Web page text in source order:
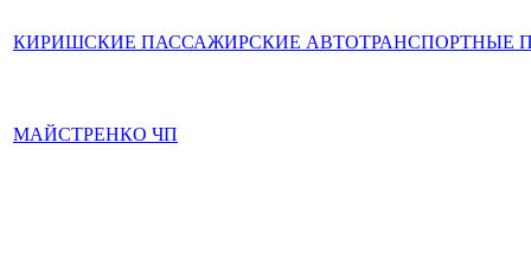
КИРИШСКИЕ ПАССАЖИРСКИЕ АВТОТРАНСПОРТНЫЕ
МАЙСТРЕНКО ЧП